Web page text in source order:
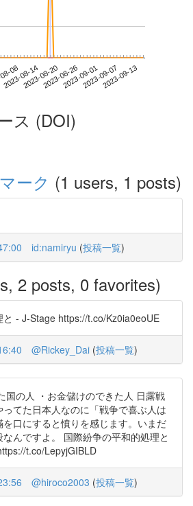
08
2023-08-142023-08-202023-08-262023-09-012023-09-072023-09-13
ス (DOI)
ーク (1 users, 1 posts)
id:namiryu (投稿一覧)
2 posts, 0 favorites)
と - J-Stage https://t.co/Kz0ia0eoUE
@Rickey_Dai (投稿一覧)
国の人 ・お金儲けのできた人 日露戦
てた日本人なのに「戦争で喜ぶ人は
口にすると憤りを感じます。いまだ
んですよ。 国際紛争の平和的処理と
t.co/LepyjGIBLD
@hiroco2003 (投稿一覧)